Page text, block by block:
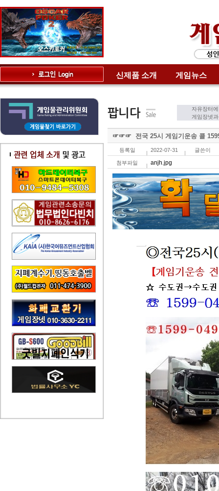
신제품 소개 게임뉴스
자유장터
게임장넷
☞☞☞ 전국 25시 게임기운송 콜
등록일 2022-07-31 글쓴이
첨부파일 anjh.jpg